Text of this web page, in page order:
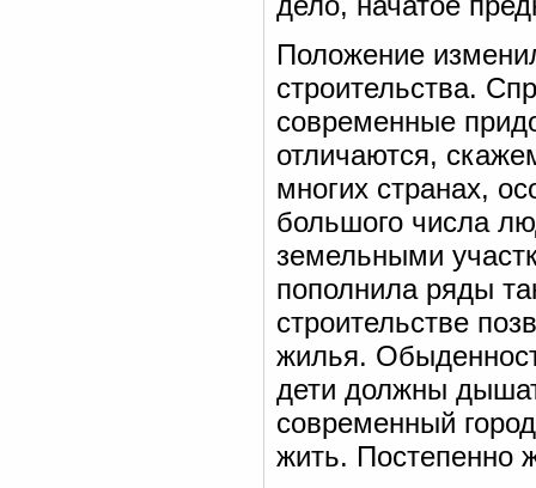
Положение
строительства.
современные
отличаются,
многих странах,
большого числа
земельными
пополнила ряды
строительстве
жилья.
дети должны
современный
жить. Постепенно